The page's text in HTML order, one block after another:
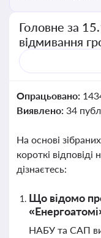
Головне за
відмивання
Опрацьовано:
Виявлено: 34
На основі
короткі відповіді
дізнаєтесь:
Що відомо
НАБУ та САП